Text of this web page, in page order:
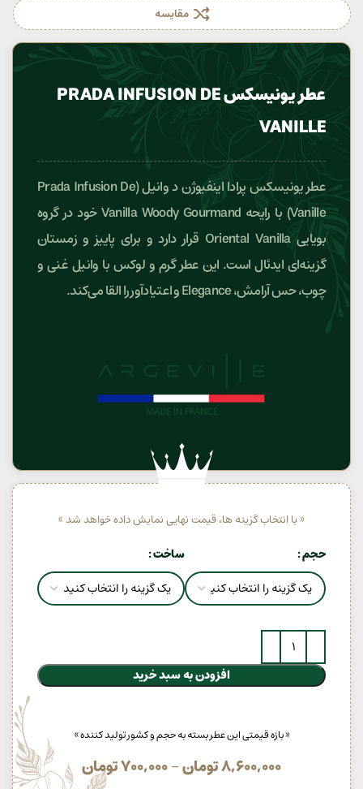
مقایسه
عطر یونیسکس PRADA INFUSION DE
VANILLE
عطر یونیسکس پرادا اینفیوژن د وانیل (Prada Infusion De
Vanille) با رایحه Vanilla Woody Gourmand خود در گروه
بویایی Oriental Vanilla قرار دارد و برای پاییز و زمستان
گزینه‌ای ایدئال است. این عطر گرم و لوکس با وانیل غنی و
چوب، حس آرامش، Elegance و اعتیادآور را القا می‌کند.
« با انتخاب گزینه ها، قیمت نهایی نمایش داده خواهد شد »
حجم ساخت
افزودن به سبد خرید
« بازه قیمتی این عطر بسته به حجم و کشور تولید کننده »
8,600,000تومان–
700,000تومان